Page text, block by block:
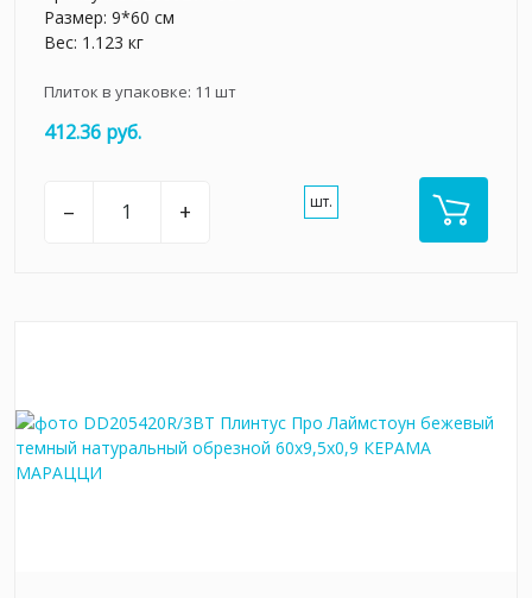
Размер: 9*60 см
Вес: 1.123 кг
Плиток в упаковке: 11 шт
412.36 руб.
– + шт.